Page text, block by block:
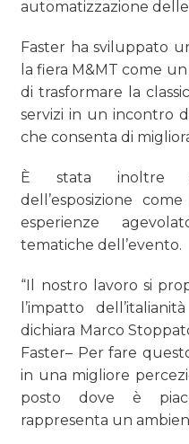
automatizzazione
Faster ha sviluppato
la fiera M&MT come
di trasformare la
servizi in un incontro
che consenta di
È stata inoltre
dell’esposizione
esperienze
tematiche dell’evento.
“Il nostro lavoro si
l’impatto
dichiara Marco
Faster– Per fare
in una migliore
posto dove è
rappresenta un